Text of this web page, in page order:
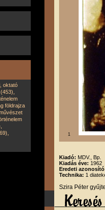
oktató
,
földrajza
,
, 1
Kiadó: MDV., Bp.
Kiadás éve: 1962
Eredeti
Technika: 1
Szira Péter